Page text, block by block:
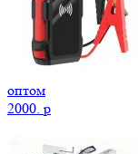
оптом
2000. p